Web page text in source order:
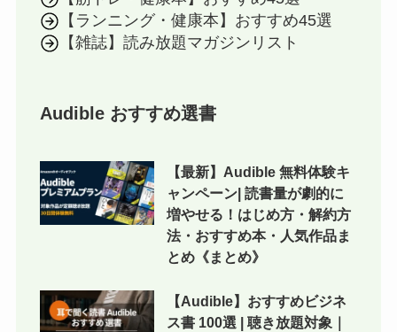
【ランニング・健康本】おすすめ45選
【雑誌】読み放題マガジンリスト
Audible おすすめ選書
【最新】Audible 無料体験キ
ャンペーン| 読書量が劇的に
増やせる！はじめ方・解約方
法・おすすめ本・人気作品ま
とめ《まとめ》
【Audible】おすすめビジネ
ス書 100選 | 聴き放題対象｜